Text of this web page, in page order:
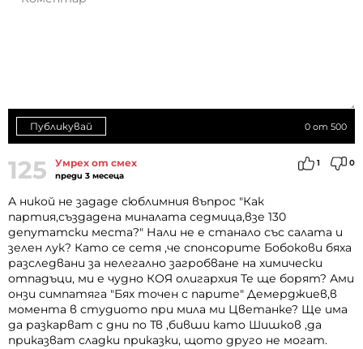
0 от 500
Публикувай
125 Умрех от смех
преди 3 месеца
1 0
А никой не зададе сюблимния въпрос "Как
партия,създадена миналата седмица,взе 130
депутатски места?" Нали не е станало със салата и
зелен лук? Като се сетя ,че спонсорите Бобокови бяха
разследвани за нелегално загробване на химически
отпадъци, ми е чудно КОЯ олигархия Те ще борят? Ами
онзи симпатяга "Бях точен с парите" Демерджиев,в
момента в студиото при мила ми Цветанке? Ще има
да разкарват с дни по Тв ,бивши като Шишков ,да
приказват сладки приказки, щото друго не могат.